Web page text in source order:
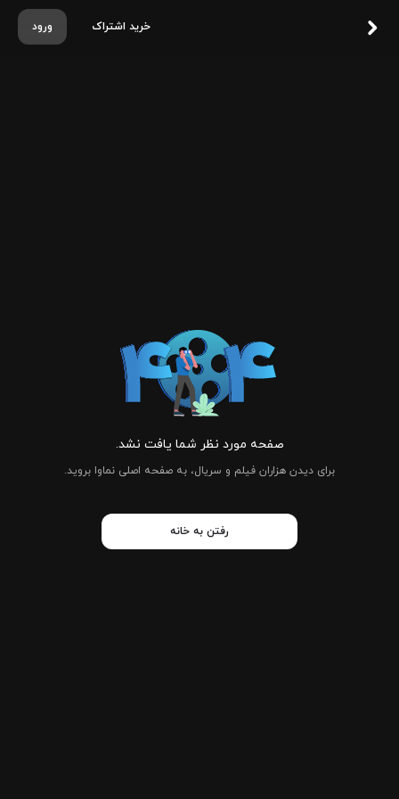
ورود خرید اشتراک
صفحه مورد نظر شما یافت نشد.
برای دیدن هزاران فیلم و سریال، به صفحه اصلی نماوا بروید.
رفتن به خانه